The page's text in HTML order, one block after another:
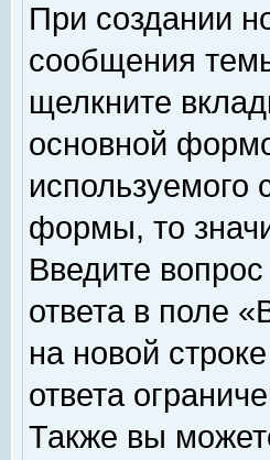
При создании
сообщения
щелкните
основной
используемого
формы, то
Введите
ответа в поле
на новой
ответа
Также вы